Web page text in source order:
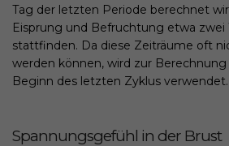
Tag der letzten Periode berechnet
Eisprung und Befruchtung etwa zwei
stattfinden. Da diese Zeiträume oft
werden können, wird zur
Beginn des letzten Zyklus verwendet.
Spannungsgefühl in der Brust